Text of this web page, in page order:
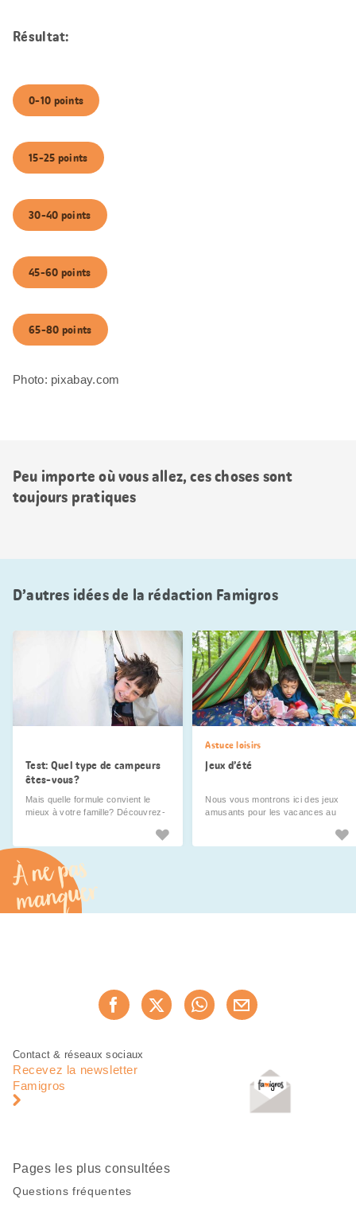
Résultat:
0-10 points
15-25 points
30-40 points
45-60 points
65-80 points
Photo: pixabay.com
Peu importe où vous allez, ces choses sont
toujours pratiques
D’autres idées de la rédaction Famigros
Test: Quel type de campeurs
êtes-vous?
Mais quelle formule convient le
mieux à votre famille? Découvrez-
Astuce loisirs
Jeux d’été
Nous vous montrons ici des jeux
amusants pour les vacances au
À ne pas
manquer
Recommander maintenant
Pied
page
Navigation
pied
Contact & réseaux sociaux
Recevez la newsletter
Famigros
Pages les plus consultées
Questions fréquentes